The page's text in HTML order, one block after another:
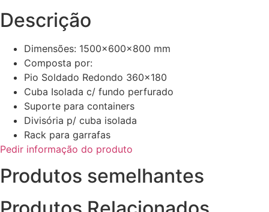
Descrição
Dimensões: 1500x600x800 mm
Composta por:
Pio Soldado Redondo 360×180
Cuba Isolada c/ fundo perfurado
Suporte para containers
Divisória p/ cuba isolada
Rack para garrafas
Pedir informação do produto
Produtos semelhantes